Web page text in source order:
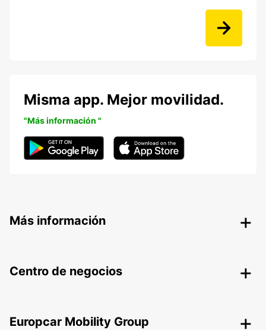
Misma app. Mejor movilidad.
"Más información "
Más información
Centro de negocios
Europcar Mobility Group